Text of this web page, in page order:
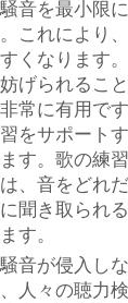
音を最小限
これにより
くなります。
げられるこ
常に有用で
をサポート
す。歌の練
、音をどれ
聞き取られる
す。
音が侵入し
人々の聴力